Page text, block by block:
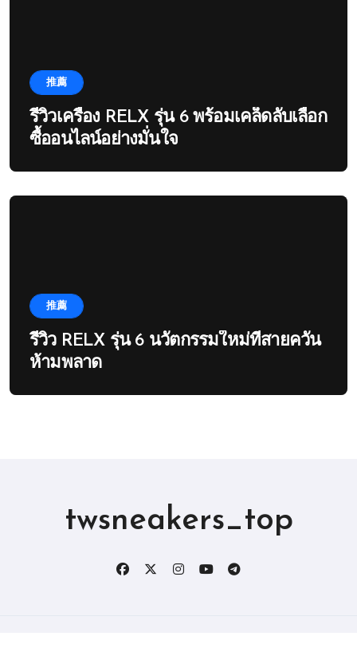
推薦
รีวิวเครื่อง RELX รุ่น 6 พร้อมเคล็ดลับเลือก
ซื้ออนไลน์อย่างมั่นใจ
推薦
รีวิว RELX รุ่น 6 นวัตกรรมใหม่ที่สายควัน
ห้ามพลาด
twsneakers_top